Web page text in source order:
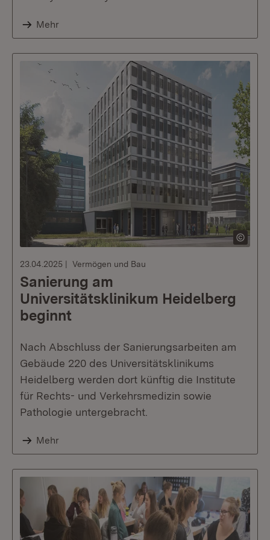
Mehr
23.04.2025 Vermögen und Bau
Sanierung am
Universitätsklinikum Heidelberg
beginnt
Nach Abschluss der Sanierungsarbeiten am
Gebäude 220 des Universitätsklinikums
Heidelberg werden dort künftig die Institute
für Rechts- und Verkehrsmedizin sowie
Pathologie untergebracht.
Mehr